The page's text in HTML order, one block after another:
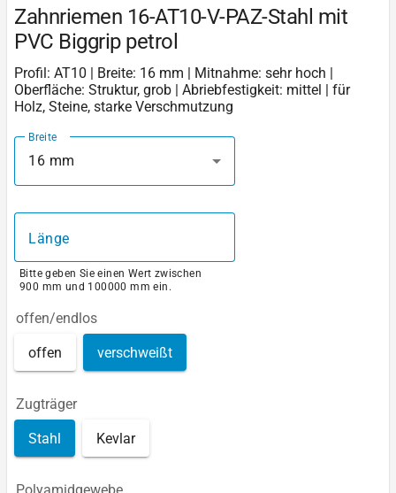
Zahnriemen 16-AT10-V-PAZ-Stahl mit
PVC Biggrip petrol
Profil: AT10 | Breite: 16 mm | Mitnahme: sehr hoch |
Oberfläche: Struktur, grob | Abriebfestigkeit: mittel | für
Holz, Steine, starke Verschmutzung
Breite
16 mm
Länge
Bitte geben Sie einen Wert zwischen
900 mm und 100000 mm ein.
offen/endlos
offen verschweißt
Zugträger
Stahl Kevlar